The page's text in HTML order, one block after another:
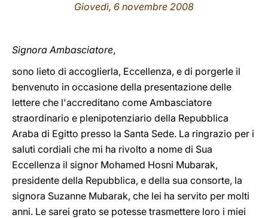
Giovedì, 6 novembre 2008
Signora Ambasciatore,
sono lieto di accoglierla, Eccellenza, e di porgerle il
benvenuto in occasione della presentazione delle
lettere che l'accreditano come Ambasciatore
straordinario e plenipotenziario della Repubblica
Araba di Egitto presso la Santa Sede. La ringrazio per i
saluti cordiali che mi ha rivolto a nome di Sua
Eccellenza il signor Mohamed Hosni Mubarak,
presidente della Repubblica, e della sua consorte, la
signora Suzanne Mubarak, che lei ha servito per molti
anni. Le sarei grato se potesse trasmettere loro i miei